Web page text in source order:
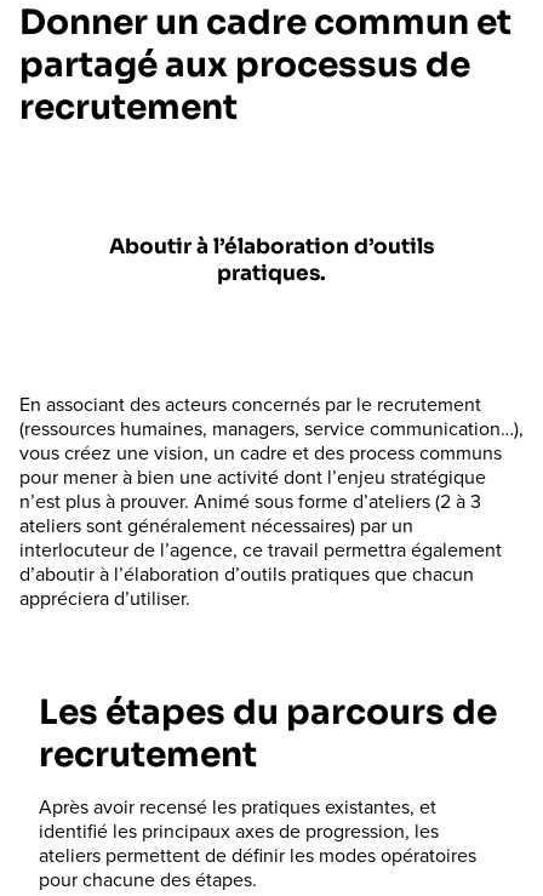
Donner un cadre commun et
partagé aux processus de
recrutement
Aboutir à l’élaboration d’outils
pratiques.
En associant des acteurs concernés par le recrutement
(ressources humaines, managers, service communication…),
vous créez une vision, un cadre et des process communs
pour mener à bien une activité dont l’enjeu stratégique
n’est plus à prouver. Animé sous forme d’ateliers (2 à 3
ateliers sont généralement nécessaires) par un
interlocuteur de l’agence, ce travail permettra également
d’aboutir à l’élaboration d’outils pratiques que chacun
appréciera d’utiliser.
Les étapes du parcours de
recrutement
Après avoir recensé les pratiques existantes, et
identifié les principaux axes de progression, les
ateliers permettent de définir les modes opératoires
pour chacune des étapes.